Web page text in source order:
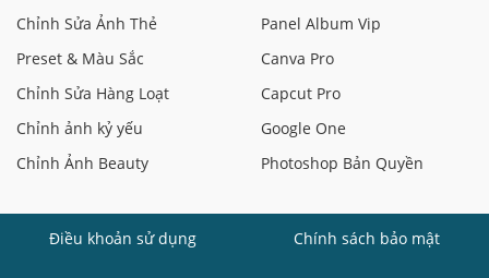
Chỉnh Sửa Ảnh Thẻ
Preset & Màu Sắc
Chỉnh Sửa Hàng Loạt
Chỉnh ảnh kỷ yếu
Chỉnh Ảnh Beauty
Panel Album Vip
Canva Pro
Capcut Pro
Google One
Photoshop Bản Quyền
Điều khoản sử dụng Chính sách bảo mật